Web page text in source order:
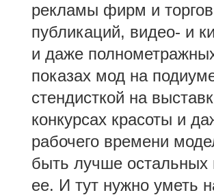
рекламы фирм и
публикаций, видео- и
и даже
показах мод на
стендисткой на
конкурсах красоты и
рабочего времени
быть лучше остальных
ее. И тут нужно уметь